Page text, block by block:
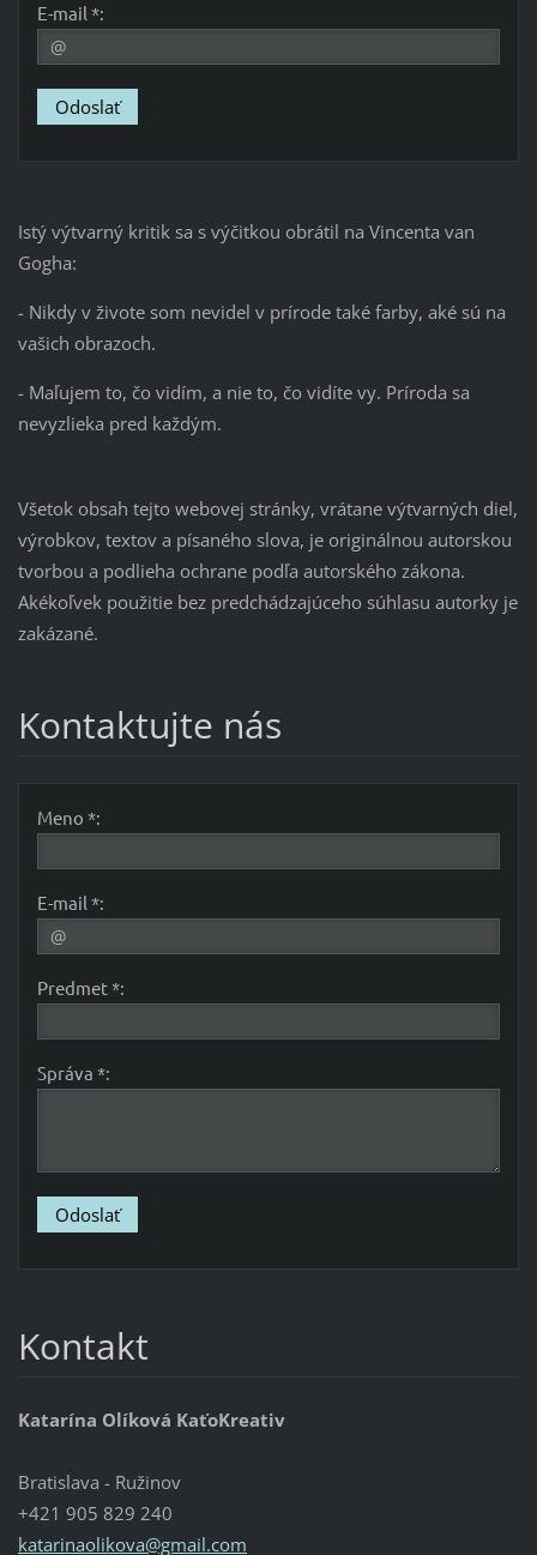
E-mail *:
Istý výtvarný kritik sa s výčitkou obrátil na Vincenta van
Gogha:
- Nikdy v živote som nevidel v prírode také farby, aké sú na
vašich obrazoch.
- Maľujem to, čo vidím, a nie to, čo vidíte vy. Príroda sa
nevyzlieka pred každým.
Všetok obsah tejto webovej stránky, vrátane výtvarných diel,
výrobkov, textov a písaného slova, je originálnou autorskou
tvorbou a podlieha ochrane podľa autorského zákona.
Akékoľvek použitie bez predchádzajúceho súhlasu autorky je
zakázané.
Kontaktujte nás
Meno *:
E-mail *:
Predmet *:
Správa *:
Kontakt
Katarína Olíková KaťoKreativ
Bratislava - Ružinov
+421 905 829 240
katarinaolikova@gmail.com